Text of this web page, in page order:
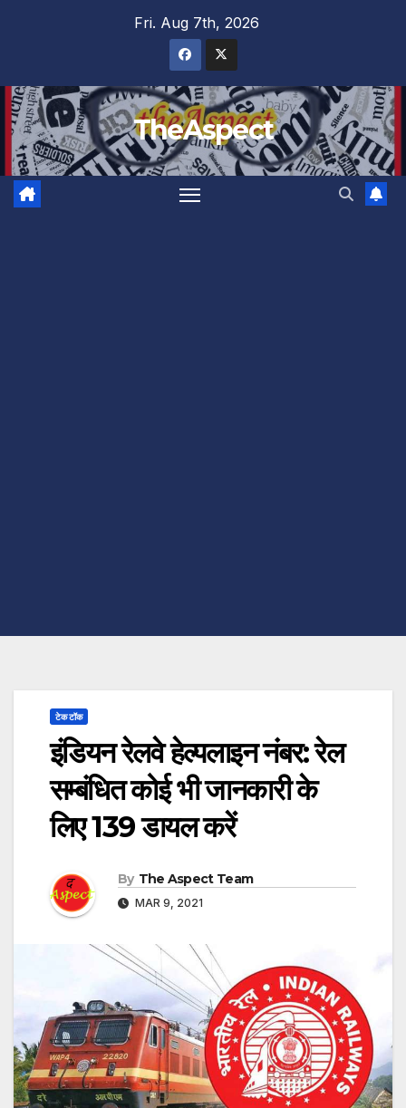
Fri. Aug 7th, 2026
TheAspect
टेक टॉक
इंडियन रेलवे हेल्पलाइन नंबर: रेल
सम्बंधित कोई भी जानकारी के
लिए 139 डायल करें
By The Aspect Team
MAR 9, 2021